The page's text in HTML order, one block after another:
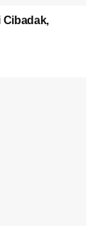
Cibadak,